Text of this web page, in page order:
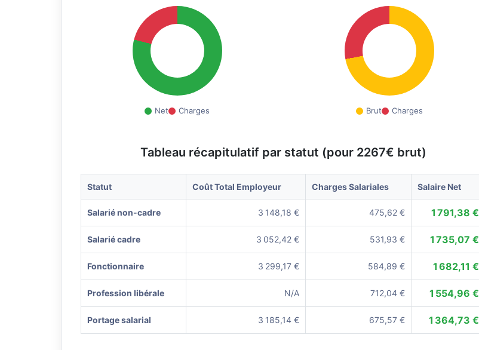
Net Charges Brut Charges
Tableau récapitulatif par statut (pour 2267€ brut)
Statut Coût Total Employeur Charges Salariales Salaire Net
Salarié non-cadre 3 148,18 € 475,62 € 1 791,38 €
Salarié cadre 3 052,42 € 531,93 € 1 735,07 €
Fonctionnaire 3 299,17 € 584,89 € 1 682,11 €
Profession libérale N/A 712,04 € 1 554,96 €
Portage salarial 3 185,14 € 675,57 € 1 364,73 €